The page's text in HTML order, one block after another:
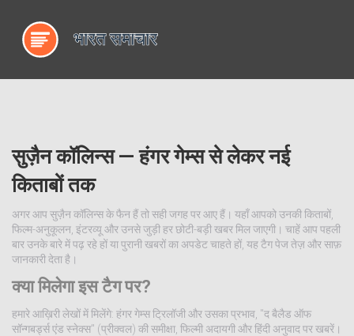
सुज़ैन कॉलिन्स — हंगर गेम्स से लेकर नई
किताबों तक
अगर आप सुज़ैन कॉलिन्स के फैन हैं तो सही जगह पर आए हैं। यहाँ आपको उनकी किताबों,
फिल्म-अनुकूलन, इंटरव्यू और उनसे जुड़ी हर छोटी-बड़ी खबर मिल जाएगी। चाहें आप पहली
बार उनके बारे में पढ़ रहे हों या पुरानी खबरों का अपडेट चाहते हों, यह टैग पेज तेज़ और साफ़
जानकारी देता है।
क्या मिलेगा इस टैग पर?
हमारे आख़िरी लेखों में मिलेंगे: हंगर गेम्स ट्रिलॉजी और उसका प्रभाव, "द बैलैड ऑफ
सॉन्गबर्ड्स एंड स्नेक्स" (प्रीक्वल) की समीक्षा, फिल्मी अदायगी और हिंदी अनुवाद पर खबरें।